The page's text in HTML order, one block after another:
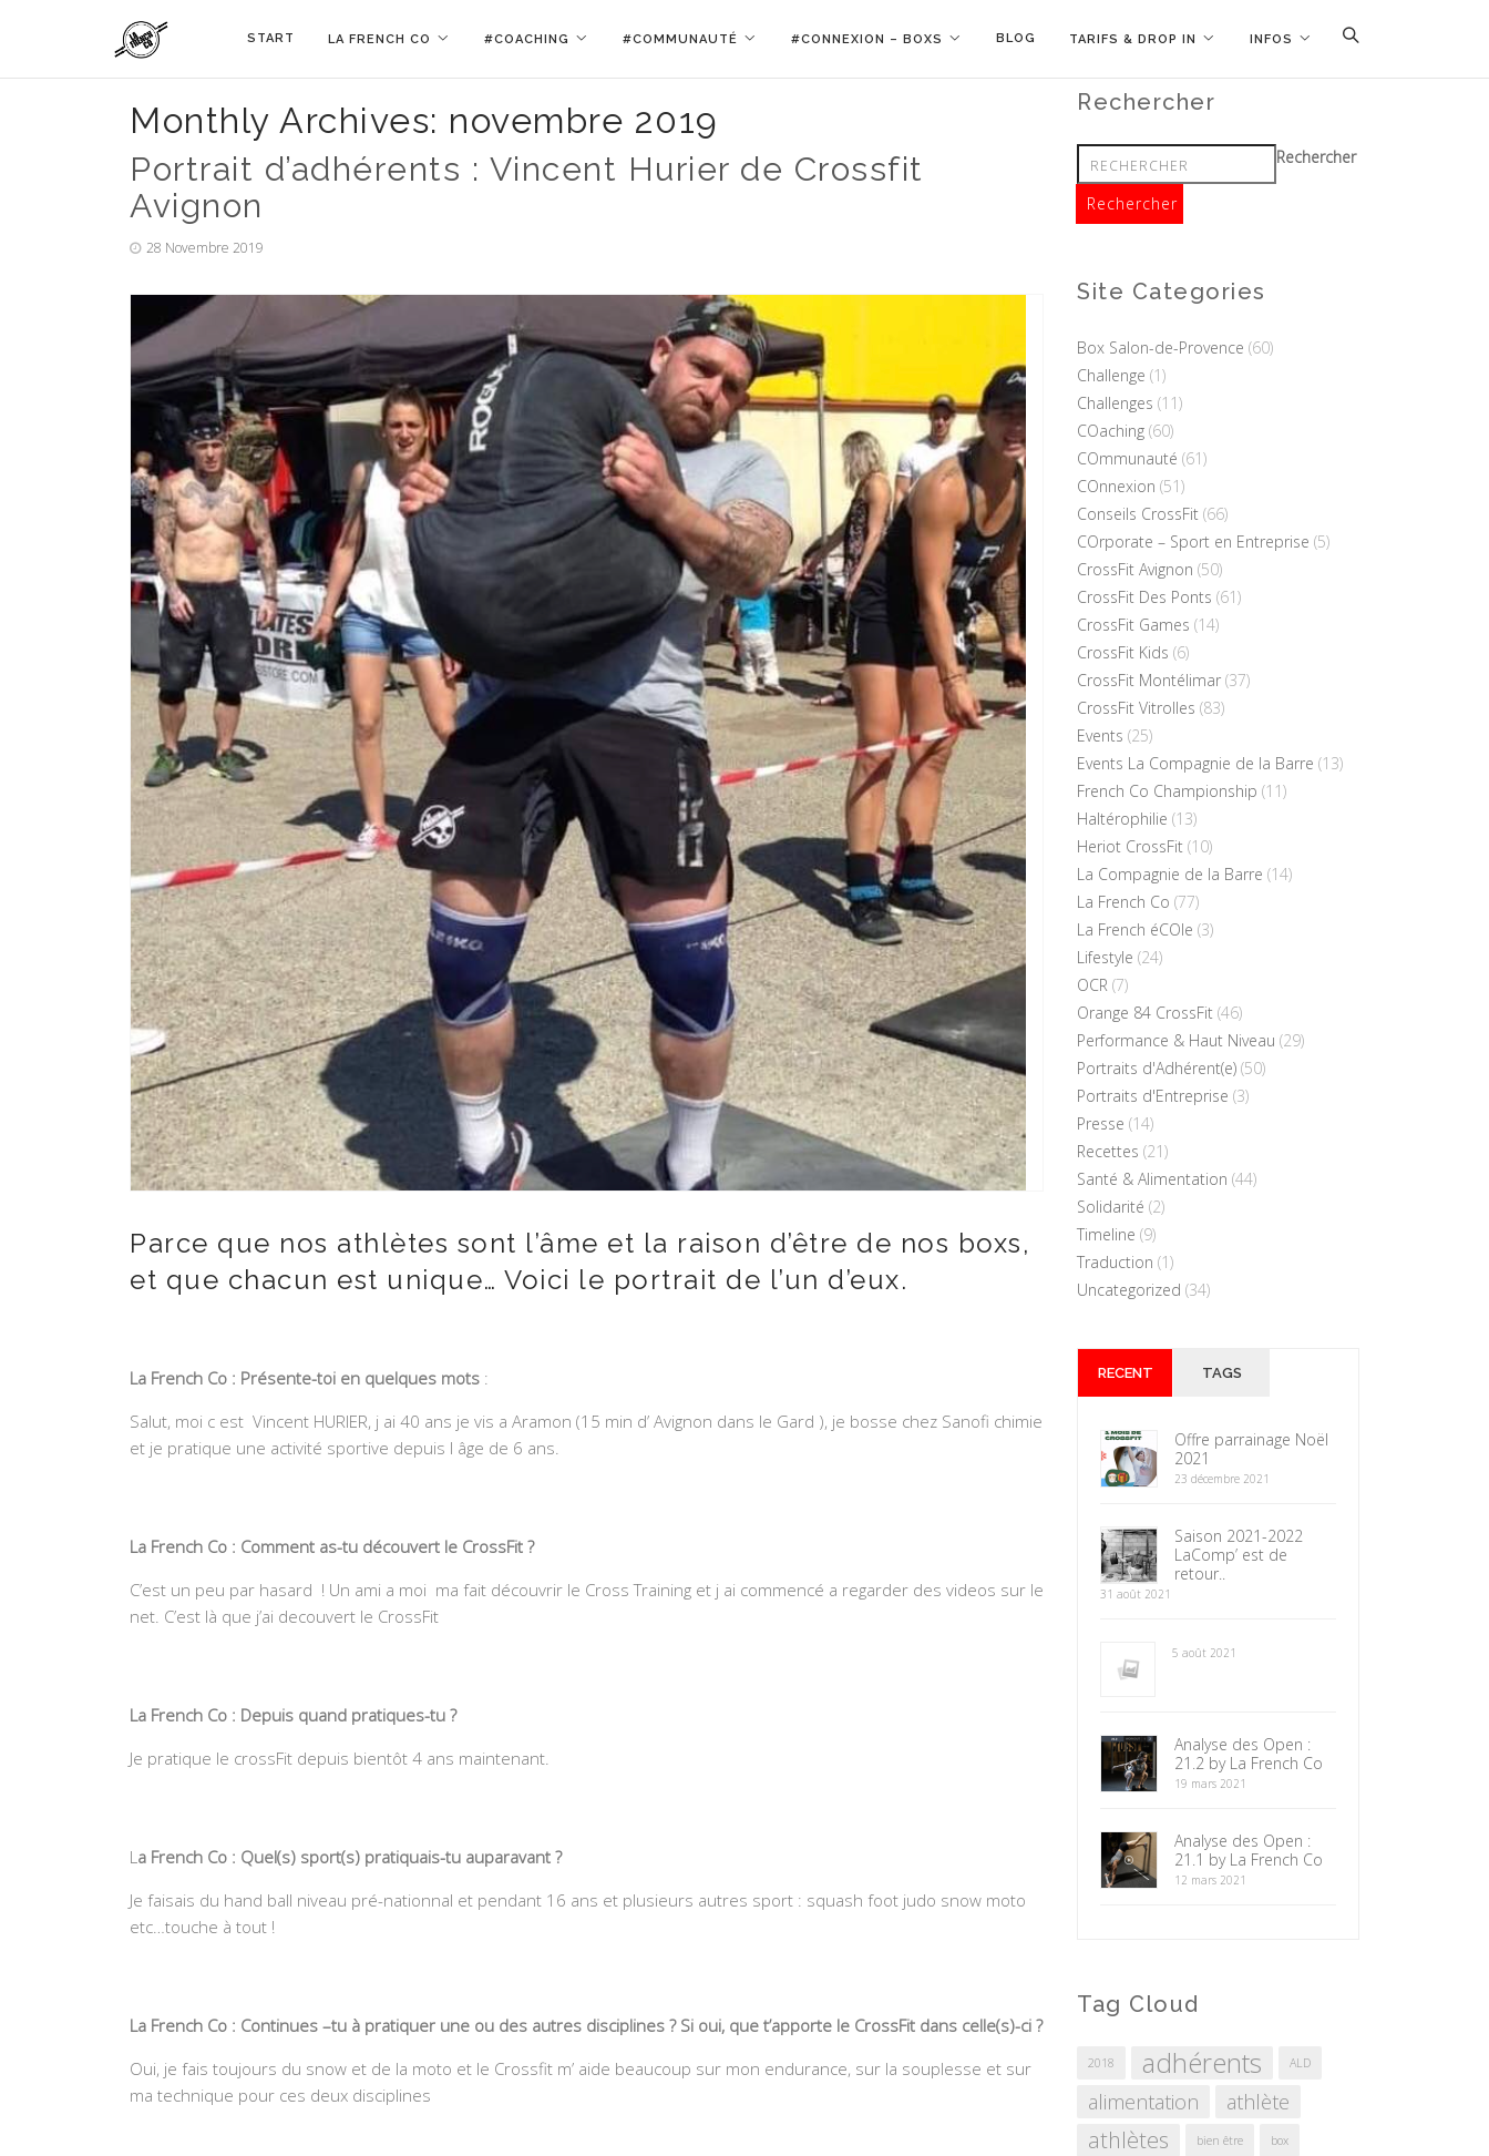
START LA FRENCH CO #COACHING #COMMUNAUTÉ #CONNEXION – BOXS BLOG TARIFS & DROP IN INFOS
Monthly Archives: novembre 2019
Portrait d’adhérents : Vincent Hurier de Crossfit
Avignon
28 Novembre 2019
Parce que nos athlètes sont l’âme et la raison d’être de nos boxs,
et que chacun est unique… Voici le portrait de l’un d’eux.
La French Co : Présente-toi en quelques mots :
Salut, moi c est Vincent HURIER, j ai 40 ans je vis a Aramon (15 min d’ Avignon dans le Gard ), je bosse chez Sanofi chimie
et je pratique une activité sportive depuis l âge de 6 ans.
La French Co : Comment as-tu découvert le CrossFit ?
C’est un peu par hasard ! Un ami a moi ma fait découvrir le Cross Training et j ai commencé a regarder des videos sur le
net. C’est là que j’ai decouvert le CrossFit
La French Co : Depuis quand pratiques-tu ?
Je pratique le crossFit depuis bientôt 4 ans maintenant.
La French Co : Quel(s) sport(s) pratiquais-tu auparavant ?
Je faisais du hand ball niveau pré-nationnal et pendant 16 ans et plusieurs autres sport : squash foot judo snow moto
etc…touche à tout !
La French Co : Continues –tu à pratiquer une ou des autres disciplines ? Si oui, que t’apporte le CrossFit dans celle(s)-ci ?
Oui, je fais toujours du snow et de la moto et le Crossfit m’ aide beaucoup sur mon endurance, sur la souplesse et sur
ma technique pour ces deux disciplines
Rechercher
Rechercher
Site Categories
Box Salon-de-Provence (60)
Challenge (1)
Challenges (11)
COaching (60)
COmmunauté (61)
COnnexion (51)
Conseils CrossFit (66)
COrporate – Sport en Entreprise (5)
CrossFit Avignon (50)
CrossFit Des Ponts (61)
CrossFit Games (14)
CrossFit Kids (6)
CrossFit Montélimar (37)
CrossFit Vitrolles (83)
Events (25)
Events La Compagnie de la Barre (13)
French Co Championship (11)
Haltérophilie (13)
Heriot CrossFit (10)
La Compagnie de la Barre (14)
La French Co (77)
La French éCOle (3)
Lifestyle (24)
OCR (7)
Orange 84 CrossFit (46)
Performance & Haut Niveau (29)
Portraits d'Adhérent(e) (50)
Portraits d'Entreprise (3)
Presse (14)
Recettes (21)
Santé & Alimentation (44)
Solidarité (2)
Timeline (9)
Traduction (1)
Uncategorized (34)
RECENT TAGS
Offre parrainage Noël
2021
23 décembre 2021
Saison 2021-2022
LaComp’ est de
retour..
31 août 2021
5 août 2021
Analyse des Open :
21.2 by La French Co
19 mars 2021
Analyse des Open :
21.1 by La French Co
12 mars 2021
Tag Cloud
2018 adhérents ALD
alimentation athlète
athlètes bien être box